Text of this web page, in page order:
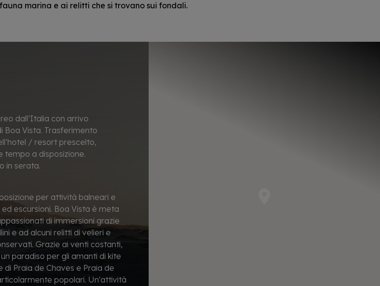
marina e ai relitti che si trovano sui fondali.
dall’Italia con arrivo
Boa Vista. Trasferimento
/ resort prescelto,
tempo a disposizione.
in serata.
per attività balneari e
escursioni. Boa Vista è meta
di immersioni grazie
e ad alcuni relitti di velieri e
Grazie ai venti costanti,
un paradiso per gli amanti di kite
di Praia de Chaves e Praia de
popolari. Un'attività